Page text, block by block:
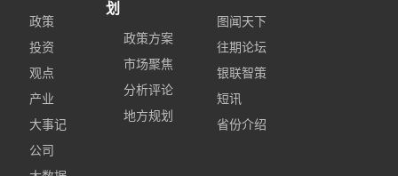
政策
投资
观点
产业
大事记
公司
划
政策方案
市场聚焦
分析评论
地方规划
图闻天下
往期论坛
银联智策
短讯
省份介绍